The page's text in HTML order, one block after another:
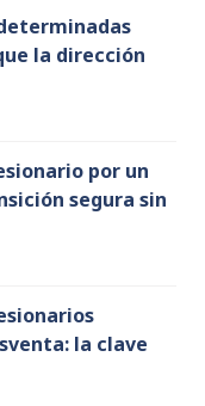
la dirección
por un
segura sin
la clave